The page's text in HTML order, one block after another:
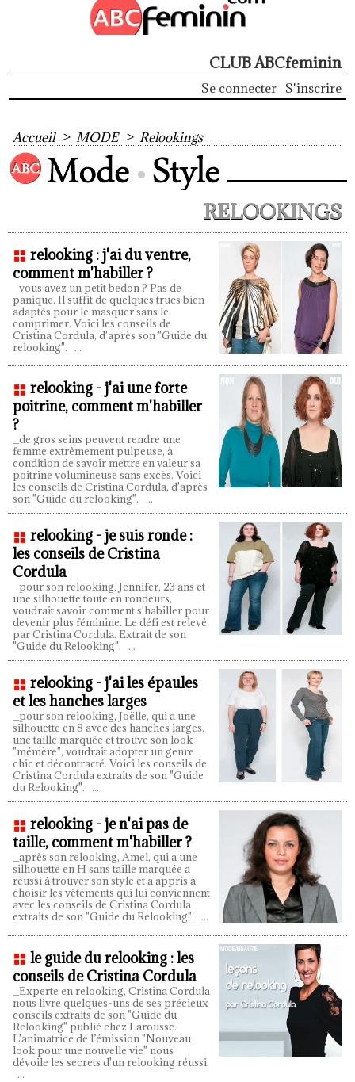
CLUB ABCfeminin
Se connecter S'inscrire
Accueil > MODE > Relookings
RELOOKINGS
relooking : j'ai du ventre,
comment m'habiller ?
_vous avez un petit bedon ? Pas de
panique. Il suffit de quelques trucs bien
adaptés pour le masquer sans le
comprimer. Voici les conseils de
Cristina Cordula, d'après son "Guide du
relooking". ...
relooking - j'ai une forte
poitrine, comment m'habiller
?
_de gros seins peuvent rendre une
femme extrêmement pulpeuse, à
condition de savoir mettre en valeur sa
poitrine volumineuse sans excès. Voici
les conseils de Cristina Cordula, d'après
son "Guide du relooking". ...
relooking - je suis ronde :
les conseils de Cristina
Cordula
_pour son relooking, Jennifer, 23 ans et
une silhouette toute en rondeurs,
voudrait savoir comment s'habiller pour
devenir plus féminine. Le défi est relevé
par Cristina Cordula. Extrait de son
"Guide du Relooking". ...
relooking - j'ai les épaules
et les hanches larges
_pour son relooking, Joëlle, qui a une
silhouette en 8 avec des hanches larges,
une taille marquée et trouve son look
"mémère", voudrait adopter un genre
chic et décontracté. Voici les conseils de
Cristina Cordula extraits de son "Guide
du Relooking". ...
relooking - je n'ai pas de
taille, comment m'habiller ?
_après son relooking, Amel, qui a une
silhouette en H sans taille marquée a
réussi à trouver son style et a appris à
choisir les vêtements qui lui conviennent
avec les conseils de Cristina Cordula
extraits de son "Guide du Relooking". ...
le guide du relooking : les
conseils de Cristina Cordula
_Experte en relooking, Cristina Cordula
nous livre quelques-uns de ses précieux
conseils extraits de son "Guide du
Relooking" publié chez Larousse.
L'animatrice de l’émission "Nouveau
look pour une nouvelle vie" nous
dévoile les secrets d'un relooking réussi.
...